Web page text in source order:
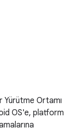
Yürütme Ortamı
OS'e, platform